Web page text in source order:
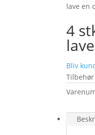
lave en
4
Bliv